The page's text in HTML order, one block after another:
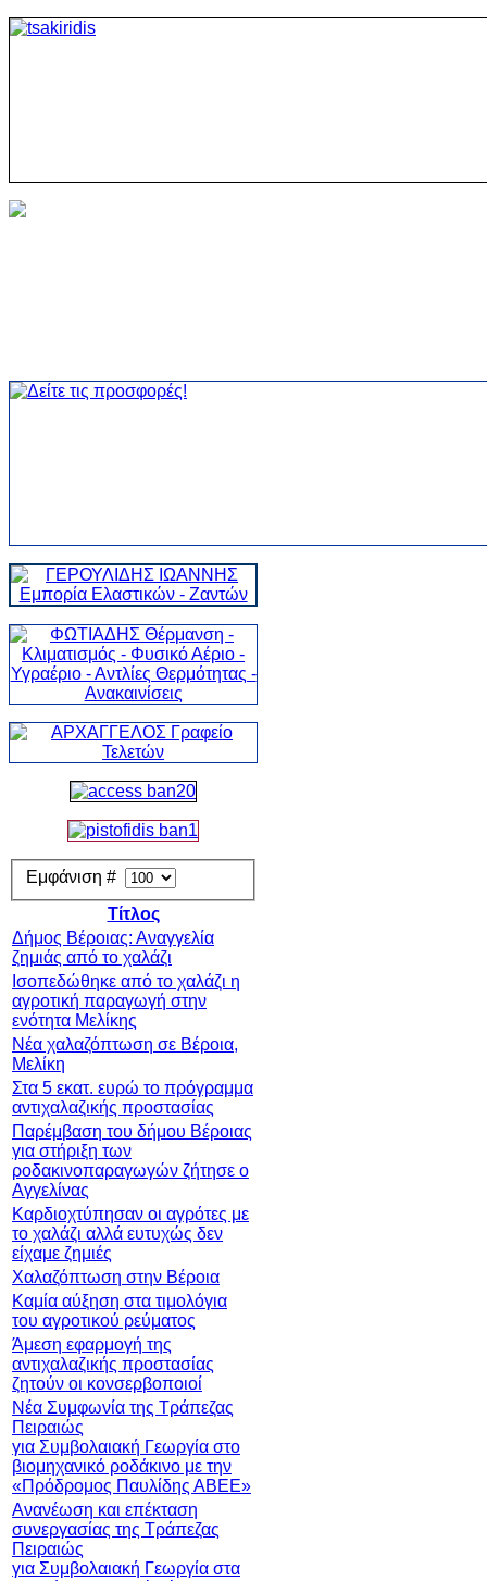
Εμφάνιση #
Τίτλος
Δήμος Βέροιας: Αναγγελία
ζημιάς από το χαλάζι
Ισοπεδώθηκε από το χαλάζι η
αγροτική παραγωγή στην
ενότητα Μελίκης
Νέα χαλαζόπτωση σε Βέροια,
Μελίκη
Στα 5 εκατ. ευρώ το πρόγραμμα
αντιχαλαζικής προστασίας
Παρέμβαση του δήμου Βέροιας
για στήριξη των
ροδακινοπαραγωγών ζήτησε ο
Αγγελίνας
Καρδιοχτύπησαν οι αγρότες με
το χαλάζι αλλά ευτυχώς δεν
είχαμε ζημιές
Χαλαζόπτωση στην Βέροια
Καμία αύξηση στα τιμολόγια
του αγροτικού ρεύματος
Άμεση εφαρμογή της
αντιχαλαζικής προστασίας
ζητούν οι κονσερβοποιοί
Νέα Συμφωνία της Τράπεζας
Πειραιώς
για Συμβολαιακή Γεωργία στo
βιομηχανικό ροδάκινο με την
«Πρόδρομος Παυλίδης ΑΒΕΕ»
Ανανέωση και επέκταση
συνεργασίας της Τράπεζας
Πειραιώς
για Συμβολαιακή Γεωργία στα